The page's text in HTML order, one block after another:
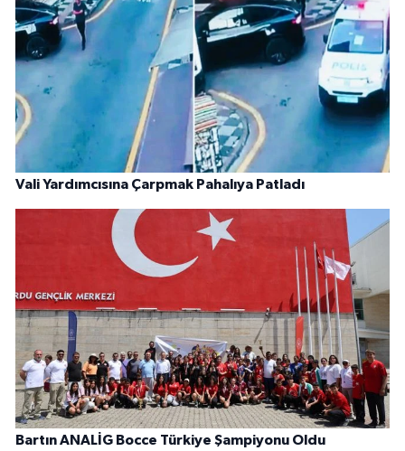
Vali Yardımcısına Çarpmak Pahalıya Patladı
Bartın ANALİG Bocce Türkiye Şampiyonu Oldu